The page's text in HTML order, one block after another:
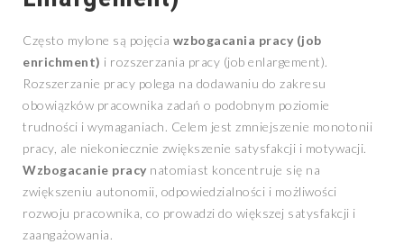
Często mylone są pojęcia wzbogacania pracy (job
enrichment) i rozszerzania pracy (job enlargement).
Rozszerzanie pracy polega na dodawaniu do zakresu
obowiązków pracownika zadań o podobnym poziomie
trudności i wymaganiach. Celem jest zmniejszenie monotonii
pracy, ale niekoniecznie zwiększenie satysfakcji i motywacji.
Wzbogacanie pracy natomiast koncentruje się na
zwiększeniu autonomii, odpowiedzialności i możliwości
rozwoju pracownika, co prowadzi do większej satysfakcji i
zaangażowania.